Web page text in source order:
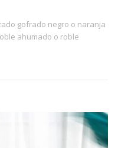
gofrado negro o naranja
ahumado o roble